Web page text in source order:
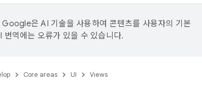
Google은 AI 기술을 사용하여 콘텐츠를 사용자의 기본
번역에는 오류가 있을 수 있습니다.
Core areas UI Views